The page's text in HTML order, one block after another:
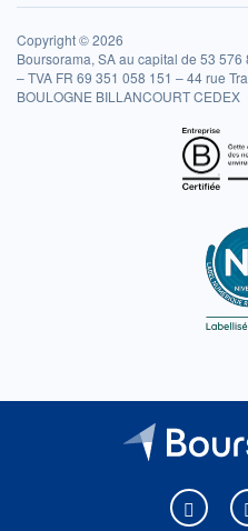
Copyright © 2026
Boursorama, SA au capital de 53
– TVA FR 69 351 058 151 – 44 rue
BOULOGNE BILLANCOURT CEDEX